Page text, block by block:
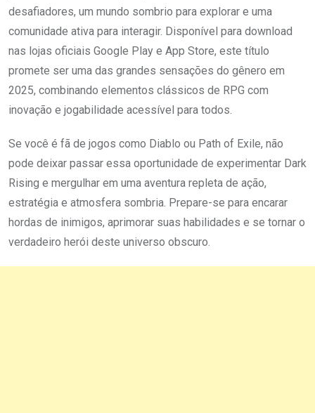
desafiadores, um mundo sombrio para explorar e uma
comunidade ativa para interagir. Disponível para download
nas lojas oficiais Google Play e App Store, este título
promete ser uma das grandes sensações do gênero em
2025, combinando elementos clássicos de RPG com
inovação e jogabilidade acessível para todos.
Se você é fã de jogos como Diablo ou Path of Exile, não
pode deixar passar essa oportunidade de experimentar Dark
Rising e mergulhar em uma aventura repleta de ação,
estratégia e atmosfera sombria. Prepare-se para encarar
hordas de inimigos, aprimorar suas habilidades e se tornar o
verdadeiro herói deste universo obscuro.